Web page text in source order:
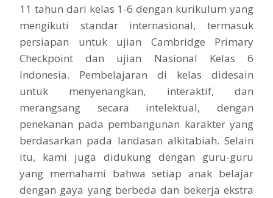
11 tahun dari kelas 1-6 dengan kurikulum yang
mengikuti standar internasional, termasuk
persiapan untuk ujian Cambridge Primary
Checkpoint dan ujian Nasional Kelas 6
Indonesia. Pembelajaran di kelas didesain
untuk menyenangkan, interaktif, dan
merangsang secara intelektual, dengan
penekanan pada pembangunan karakter yang
berdasarkan pada landasan alkitabiah. Selain
itu, kami juga didukung dengan guru-guru
yang memahami bahwa setiap anak belajar
dengan gaya yang berbeda dan bekerja ekstra